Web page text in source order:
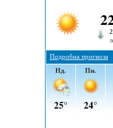
въглищните райони
05.08.2026, 14:57